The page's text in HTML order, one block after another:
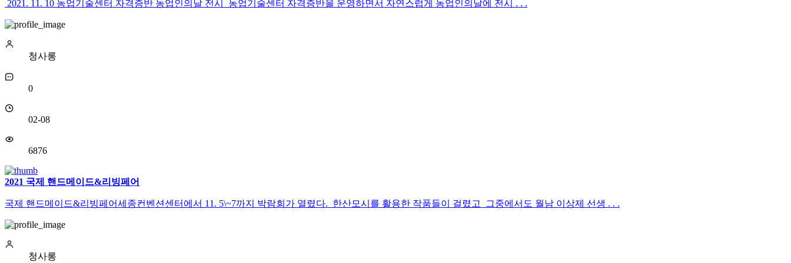
2021. 11. 10 농업기술센터 자격증반 농업인의날 전시 농업기술센터 자격증반을 운영하면서 자연스럽게 농업인의날에 전시 . . .
청사롱
0
02-08
6876
2021 국제 핸드메이드&리빙페어
국제 핸드메이드&리빙페어세종컨벤션센터에서 11. 5\~7까지 박람회가 열렸다. 한산모시를 활용한 작품들이 걸렸고 그중에서도 월남 이상제 선생 . . .
청사롱